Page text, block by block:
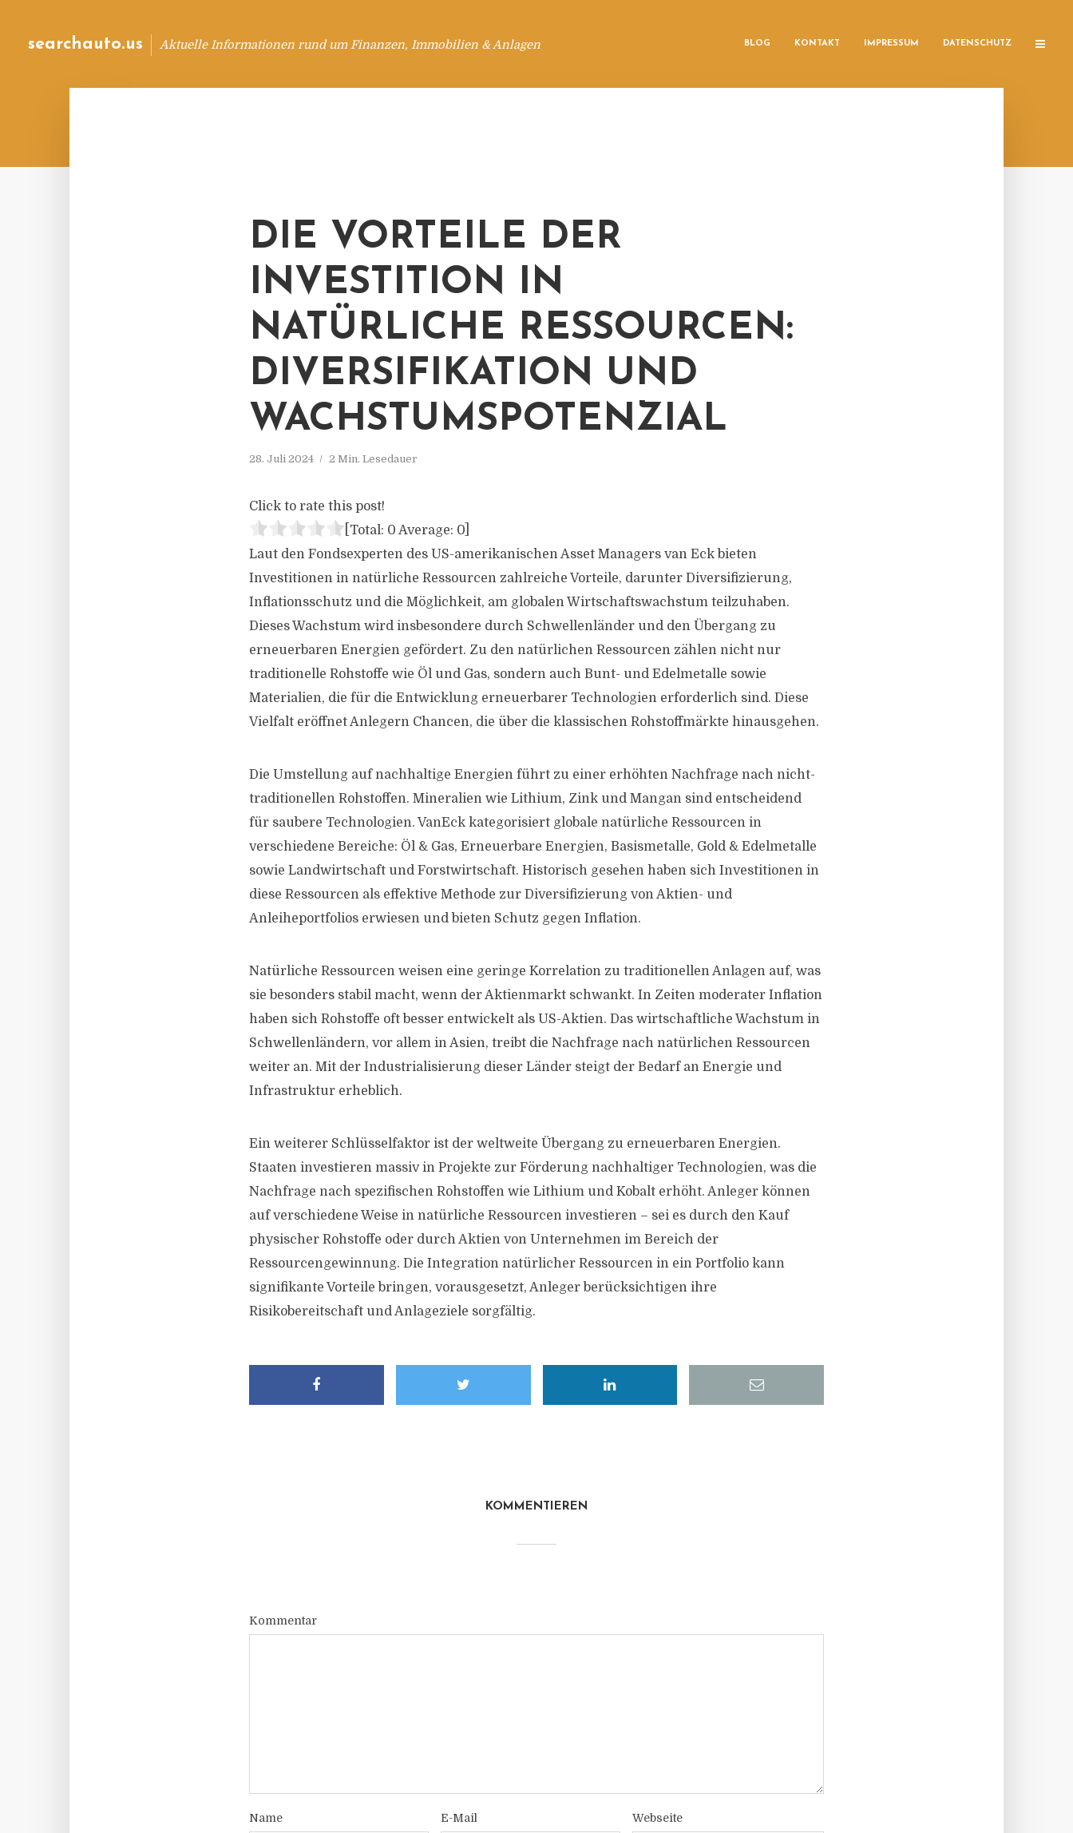
searchauto.us Aktuelle Informationen rund um Finanzen, Immobilien & Anlagen BLOG KONTAKT IMPRESSUM DATENSCHUTZ
DIE VORTEILE DER
INVESTITION IN
NATÜRLICHE RESSOURCEN:
DIVERSIFIKATION UND
WACHSTUMSPOTENZIAL
28. Juli 2024 2 Min. Lesedauer
Click to rate this post!
[Total: 0 Average: 0
Laut den Fondsexperten des US-amerikanischen Asset Managers van Eck bieten
Investitionen in natürliche Ressourcen zahlreiche Vorteile, darunter Diversifizierung,
Inflationsschutz und die Möglichkeit, am globalen Wirtschaftswachstum teilzuhaben.
Dieses Wachstum wird insbesondere durch Schwellenländer und den Übergang zu
erneuerbaren Energien gefördert. Zu den natürlichen Ressourcen zählen nicht nur
traditionelle Rohstoffe wie Öl und Gas, sondern auch Bunt- und Edelmetalle sowie
Materialien, die für die Entwicklung erneuerbarer Technologien erforderlich sind. Diese
Vielfalt eröffnet Anlegern Chancen, die über die klassischen Rohstoffmärkte hinausgehen.
Die Umstellung auf nachhaltige Energien führt zu einer erhöhten Nachfrage nach nicht-
traditionellen Rohstoffen. Mineralien wie Lithium, Zink und Mangan sind entscheidend
für saubere Technologien. VanEck kategorisiert globale natürliche Ressourcen in
verschiedene Bereiche: Öl & Gas, Erneuerbare Energien, Basismetalle, Gold & Edelmetalle
sowie Landwirtschaft und Forstwirtschaft. Historisch gesehen haben sich Investitionen in
diese Ressourcen als effektive Methode zur Diversifizierung von Aktien- und
Anleiheportfolios erwiesen und bieten Schutz gegen Inflation.
Natürliche Ressourcen weisen eine geringe Korrelation zu traditionellen Anlagen auf, was
sie besonders stabil macht, wenn der Aktienmarkt schwankt. In Zeiten moderater Inflation
haben sich Rohstoffe oft besser entwickelt als US-Aktien. Das wirtschaftliche Wachstum in
Schwellenländern, vor allem in Asien, treibt die Nachfrage nach natürlichen Ressourcen
weiter an. Mit der Industrialisierung dieser Länder steigt der Bedarf an Energie und
Infrastruktur erheblich.
Ein weiterer Schlüsselfaktor ist der weltweite Übergang zu erneuerbaren Energien.
Staaten investieren massiv in Projekte zur Förderung nachhaltiger Technologien, was die
Nachfrage nach spezifischen Rohstoffen wie Lithium und Kobalt erhöht. Anleger können
auf verschiedene Weise in natürliche Ressourcen investieren – sei es durch den Kauf
physischer Rohstoffe oder durch Aktien von Unternehmen im Bereich der
Ressourcengewinnung. Die Integration natürlicher Ressourcen in ein Portfolio kann
signifikante Vorteile bringen, vorausgesetzt, Anleger berücksichtigen ihre
Risikobereitschaft und Anlageziele sorgfältig.
KOMMENTIEREN
Kommentar
Name E-Mail Webseite